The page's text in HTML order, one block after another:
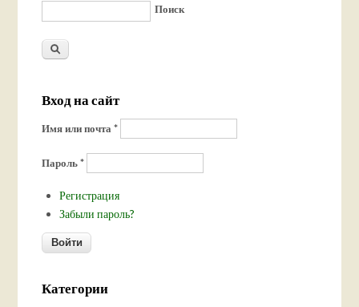
Поиск
Вход на сайт
Имя или почта*
Пароль*
Регистрация
Забыли пароль?
Категории